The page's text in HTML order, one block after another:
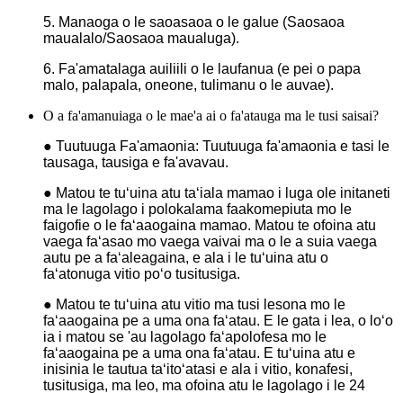
5. Manaoga o le saoasaoa o le galue (Saosaoa
maualalo/Saosaoa maualuga).
6. Fa'amatalaga auiliili o le laufanua (e pei o papa
malo, palapala, oneone, tulimanu o le auvae).
O a fa'amanuiaga o le mae'a ai o fa'atauga ma le tusi saisai?
● Tuutuuga Fa'amaonia: Tuutuuga fa'amaonia e tasi le
tausaga, tausiga e fa'avavau.
● Matou te tuʻuina atu taʻiala mamao i luga ole initaneti
ma le lagolago i polokalama faakomepiuta mo le
faigofie o le faʻaaogaina mamao. Matou te ofoina atu
vaega faʻasao mo vaega vaivai ma o le a suia vaega
autu pe a faʻaleagaina, e ala i le tuʻuina atu o
faʻatonuga vitio poʻo tusitusiga.
● Matou te tuʻuina atu vitio ma tusi lesona mo le
faʻaaogaina pe a uma ona faʻatau. E le gata i lea, o loʻo
ia i matou se 'au lagolago faʻapolofesa mo le
faʻaaogaina pe a uma ona faʻatau. E tuʻuina atu e
inisinia le tautua taʻitoʻatasi e ala i vitio, konafesi,
tusitusiga, ma leo, ma ofoina atu le lagolago i le 24